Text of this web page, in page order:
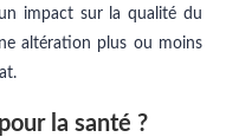
impact sur la qualité du
altération plus ou moins
la santé ?